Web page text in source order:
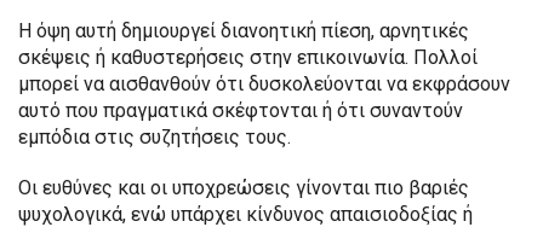
Η όψη αυτή δημιουργεί διανοητική πίεση, αρνητικές
σκέψεις ή καθυστερήσεις στην επικοινωνία. Πολλοί
μπορεί να αισθανθούν ότι δυσκολεύονται να εκφράσουν
αυτό που πραγματικά σκέφτονται ή ότι συναντούν
εμπόδια στις συζητήσεις τους.
Οι ευθύνες και οι υποχρεώσεις γίνονται πιο βαριές
ψυχολογικά, ενώ υπάρχει κίνδυνος απαισιοδοξίας ή